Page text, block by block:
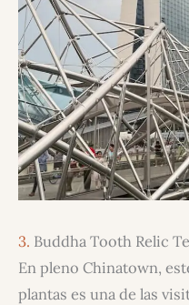
3. Buddha Tooth Relic
En pleno Chinatown,
plantas es una de las